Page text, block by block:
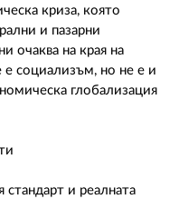
криза, която
и пазарни
очаква на края на
социализъм, но не е и
глобализация
стандарт и реалната